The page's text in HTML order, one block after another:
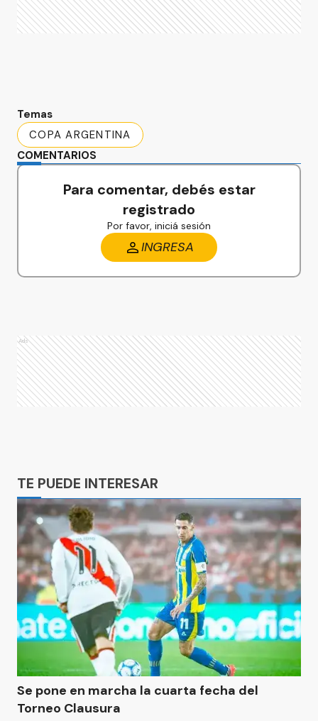
Temas
COPA ARGENTINA
COMENTARIOS
Para comentar, debés estar
registrado
Por favor, iniciá sesión
INGRESA
Ads
TE PUEDE INTERESAR
Se pone en marcha la cuarta fecha del
Torneo Clausura